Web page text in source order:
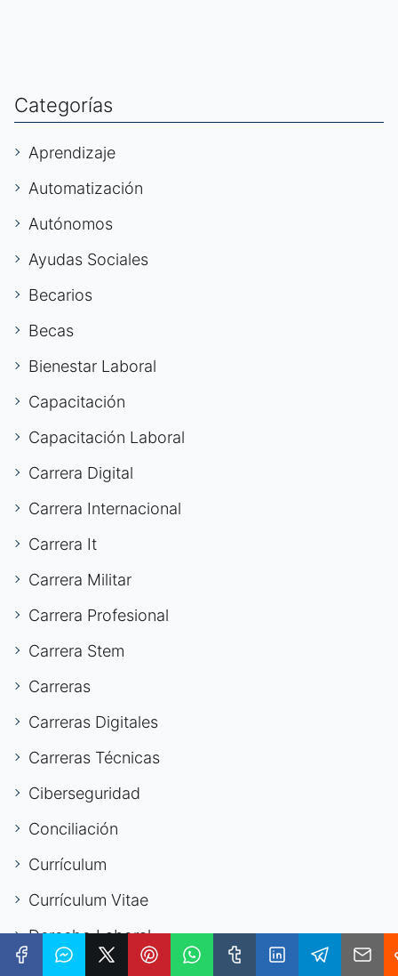
Categorías
Aprendizaje
Automatización
Autónomos
Ayudas Sociales
Becarios
Becas
Bienestar Laboral
Capacitación
Capacitación Laboral
Carrera Digital
Carrera Internacional
Carrera It
Carrera Militar
Carrera Profesional
Carrera Stem
Carreras
Carreras Digitales
Carreras Técnicas
Ciberseguridad
Conciliación
Currículum
Currículum Vitae
Derecho Laboral